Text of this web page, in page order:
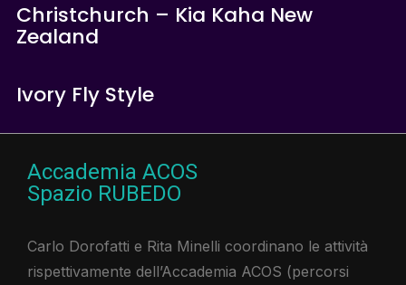
Christchurch – Kia Kaha New
Zealand
Ivory Fly Style
Accademia ACOS
Spazio RUBEDO
Carlo Dorofatti e Rita Minelli coordinano le attività
rispettivamente dell’Accademia ACOS (percorsi